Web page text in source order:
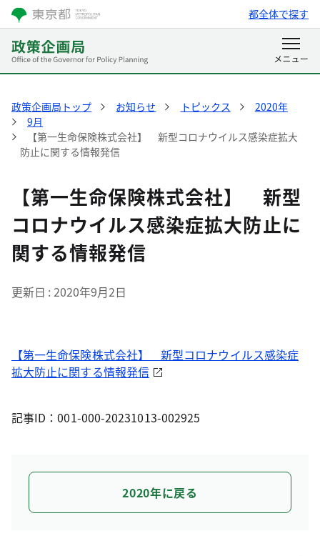
都全体で探す
政策企画局トップ お知らせ トピックス
2020年
9月
【第一生命保険株式会社】 新型コロナウイルス感染症拡大
防止に関する情報発信
【第一生命保険株式会社】 新型
コロナウイルス感染症拡大防止に
関する情報発信
更新日 2020年9月2日
【第一生命保険株式会社】 新型コロナウイルス感染症
拡大防止に関する情報発信
記事ID：001-000-20231013-002925
2020年に戻る